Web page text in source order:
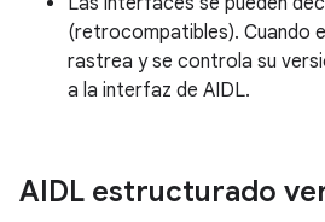
(retrocompatibles). Cuando
rastrea y se controla su
a la interfaz de AIDL.
AIDL estructurado